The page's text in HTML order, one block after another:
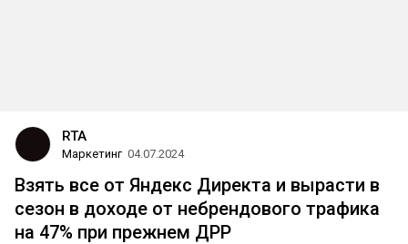
RTA
Маркетинг 04.07.2024
Взять все от Яндекс Директа и вырасти в
сезон в доходе от небрендового трафика
на 47% при прежнем ДРР